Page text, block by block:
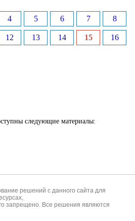
4 5 6 7 8
12 13 14 15 16
следующие материалы:
решений с данного сайта для
запрещено. Все решения являются